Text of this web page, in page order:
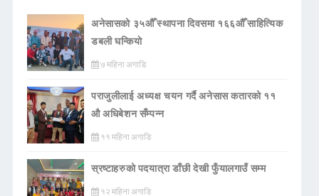
अनेसासको ३५औँ स्थापना दिवसमा १६६औँ साहित्यिक
डबली घन्कियाे
७ महिना अगाडि
पराजुलीलाई अध्यक्ष चयन गर्दै अनेसास कतारको ११
औ अधिबेशन सँम्पन्न
११ महिना अगाडि
स्रष्टाहरुको पदयात्रा डाँछी देखी फुँयालगाउँ सम्म
१२ महिना अगाडि